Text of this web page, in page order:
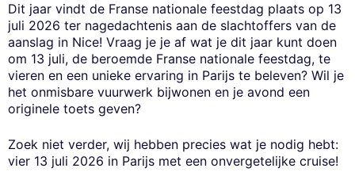
Dit jaar vindt de Franse nationale feestdag plaats op 13
juli 2026 ter nagedachtenis aan de slachtoffers van de
aanslag in Nice! Vraag je je af wat je dit jaar kunt doen
om 13 juli, de beroemde Franse nationale feestdag, te
vieren en een unieke ervaring in Parijs te beleven? Wil je
het onmisbare vuurwerk bijwonen en je avond een
originele toets geven?
Zoek niet verder, wij hebben precies wat je nodig hebt:
vier 13 juli 2026 in Parijs met een onvergetelijke cruise!